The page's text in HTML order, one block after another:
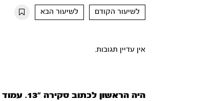
10s
10s
לשיעור הקודם
לשיעור הבא
אין עדיין תגובות.
היה הראשון לכתוב סקירה “13. עמוד שכ”ז”